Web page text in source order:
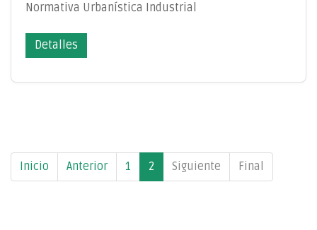
Normativa Urbanística Industrial
Detalles
Inicio Anterior 1 2 Siguiente Final